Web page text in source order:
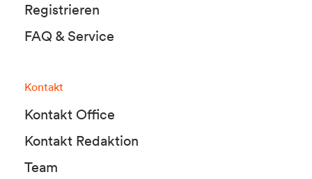
Registrieren
FAQ & Service
Kontakt
Kontakt Office
Kontakt Redaktion
Team